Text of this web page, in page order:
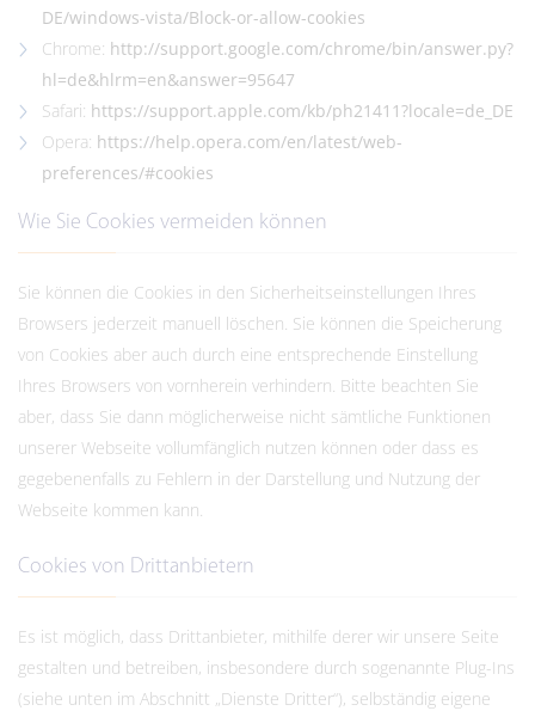
DE/windows-vista/Block-or-allow-cookies
Chrome: http://support.google.com/chrome/bin/answer.py?
hl=de&hlrm=en&answer=95647
Safari: https://support.apple.com/kb/ph21411?locale=de_DE
Opera: https://help.opera.com/en/latest/web-
preferences/#cookies
Wie Sie Cookies vermeiden können
Sie können die Cookies in den Sicherheitseinstellungen Ihres
Browsers jederzeit manuell löschen. Sie können die Speicherung
von Cookies aber auch durch eine entsprechende Einstellung
Ihres Browsers von vornherein verhindern. Bitte beachten Sie
aber, dass Sie dann möglicherweise nicht sämtliche Funktionen
unserer Webseite vollumfänglich nutzen können oder dass es
gegebenenfalls zu Fehlern in der Darstellung und Nutzung der
Webseite kommen kann.
Cookies von Drittanbietern
Es ist möglich, dass Drittanbieter, mithilfe derer wir unsere Seite
gestalten und betreiben, insbesondere durch sogenannte Plug-Ins
(siehe unten im Abschnitt „Dienste Dritter“), selbständig eigene